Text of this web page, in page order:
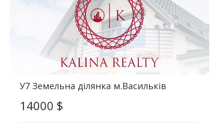
У7 Земельна ділянка м.Васильків
14000 $